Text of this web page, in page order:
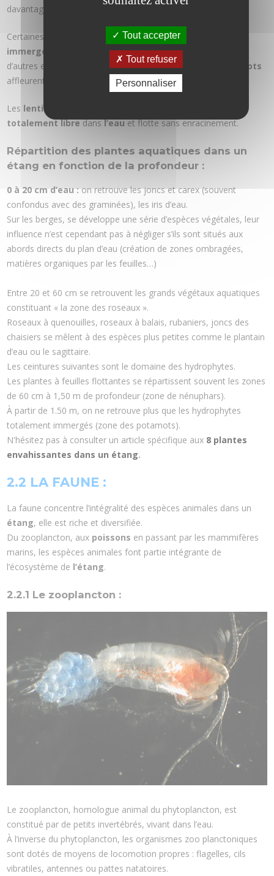
davantage développée.
Certaines plantes aquatiquespeuvent être totalement
immergées
potamots, lesélodées
d’autres espèces comme lesnénuphars ou d’autres
potamots
affleurent la surface de l’eau.
Les lentilles
totalement libredansl’eauet flotte sans enracinement.
Répartition des plantes aquatiques dans un
étang en fonction de la profondeur :
0 à 20 cm d’eau :on retrouve les joncs et carex (souvent
confondus avec des graminées), les iris d’eau.
Sur les berges, se développe une série d’espèces végétales, leur
influence n’est cependant pas à négliger s’ils sont situés aux
abords directs du plan d’eau (création de zones ombragées,
matières organiques par les feuilles…)
Entre 20 et 60 cm se retrouvent les grands végétaux aquatiques
constituant « la zone des roseaux ».
Roseaux à quenouilles, roseaux à balais, rubaniers, joncs des
chaisiers se mêlent à des espèces plus petites comme le plantain
d’eau ou le sagittaire.
Les ceintures suivantes sont le domaine des hydrophytes.
Les plantes à feuilles flottantes se répartissent souvent les zones
de 60 cm à 1,50 m de profondeur (zone de nénuphars).
À partir de 1.50 m, on ne retrouve plus que les hydrophytes
totalement immergés (zone des potamots).
N'hésitez pas à consulter un article spécifique aux 8 plantes
envahissantes dans un étang.
2.2 LA FAUNE :
La faune concentre l’intégralité des espèces animales dans un
étang, elle est riche et diversifiée.
Du zooplancton, aux poissons en passant par les mammifères
marins, les espèces animales font partie intégrante de
l’écosystème de l’étang.
2.2.1 Le zooplancton :
Le zooplancton, homologue animal du phytoplancton, est
constitué par de petits invertébrés, vivant dans l’eau.
À l’inverse du phytoplancton, les organismes zoo planctoniques
sont dotés de moyens de locomotion propres : flagelles, cils
vibratiles, antennes ou pattes natatoires.
Tout accepter
Tout refuser
Personnaliser